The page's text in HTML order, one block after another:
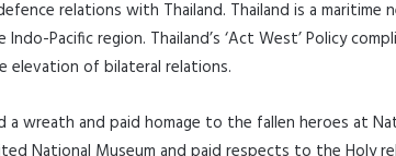
relations with Thailand. Thailand is a maritime
Pacific region. Thailand’s ‘Act West’ Policy
elevation of bilateral relations.
a wreath and paid homage to the fallen heroes at